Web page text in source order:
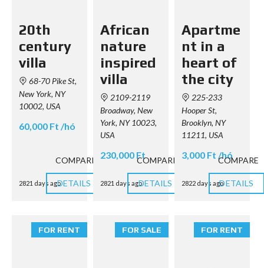
20th
century
villa
68-70 Pike St,
New York, NY
10002, USA
60,000 Ft /hó
2821 days ago
COMPARE
DETAILS
African
nature
inspired
villa
2109-2119
Broadway, New
York, NY 10023,
USA
230,000 Ft
2821 days ago
COMPARE
DETAILS
Apartme
nt in a
heart of
the city
225-233
Hooper St,
Brooklyn, NY
11211, USA
3,000 Ft /hó
2822 days ago
COMPARE
DETAILS
FOR RENT FOR SALE FOR RENT